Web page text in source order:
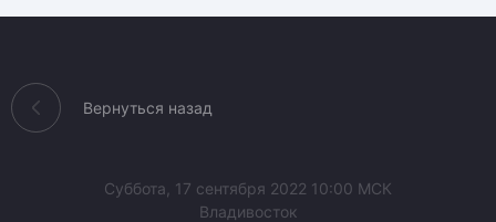
Вернуться назад
Суббота, 17 сентября 2022 10:00 МСК
Владивосток